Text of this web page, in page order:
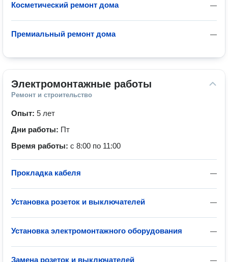
—
Косметический ремонт дома
—
Премиальный ремонт дома
Электромонтажные работы
Ремонт и строительство
Опыт: 5 лет
Дни работы: Пт
Время работы: с 8:00 по 11:00
—
Прокладка кабеля
—
Установка розеток и выключателей
—
Установка электромонтажного оборудования
—
Замена розеток и выключателей